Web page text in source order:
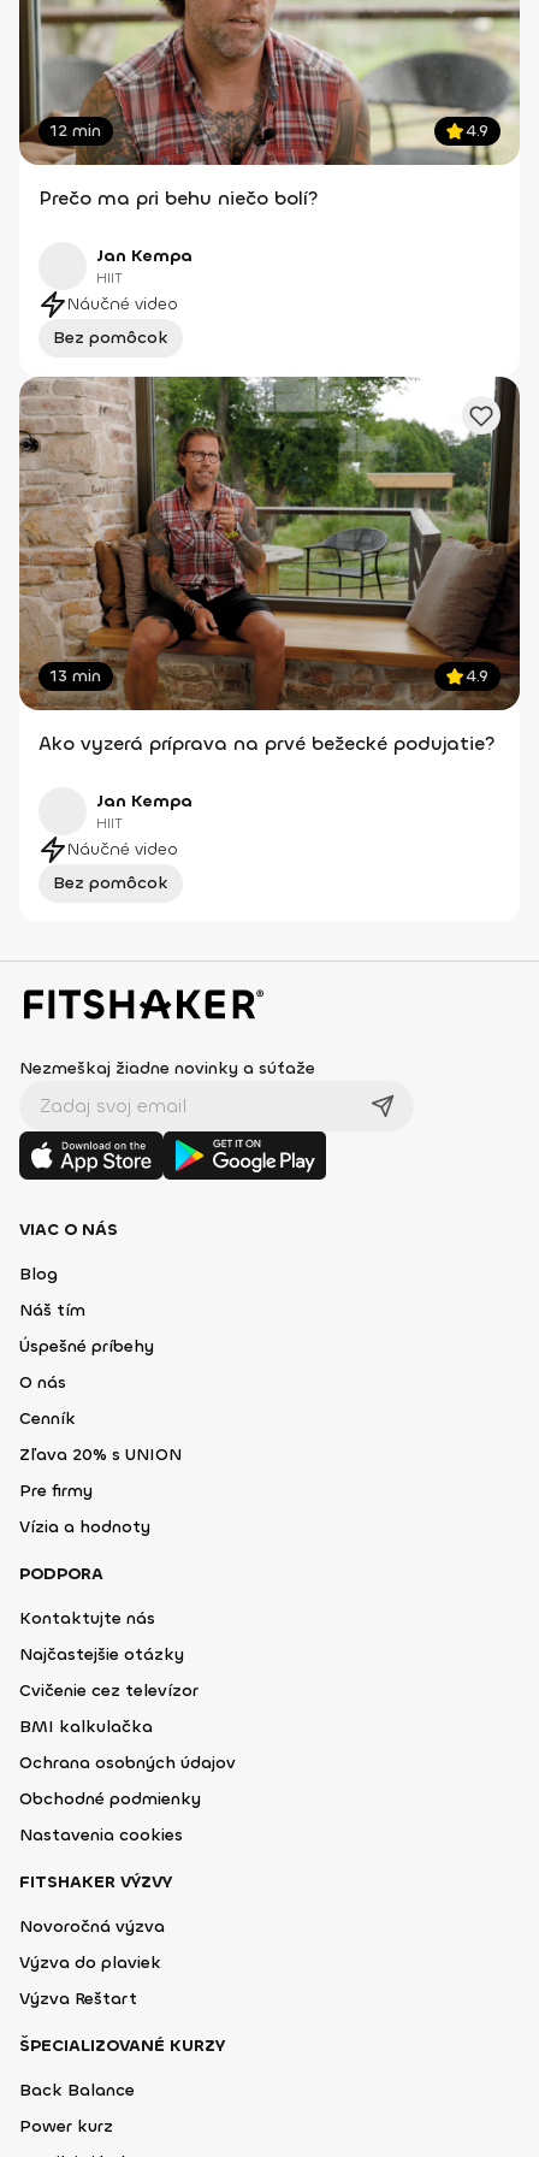
12 min 4.9
Prečo ma pri behu niečo bolí?
Jan Kempa
HIIT
Náučné video
Bez pomôcok
13 min 4.9
Ako vyzerá príprava na prvé bežecké podujatie?
Jan Kempa
HIIT
Náučné video
Bez pomôcok
Nezmeškaj žiadne novinky a súťaže
VIAC O NÁS
Blog
Náš tím
Úspešné príbehy
O nás
Cenník
Zľava 20% s UNION
Pre firmy
Vízia a hodnoty
PODPORA
Kontaktujte nás
Najčastejšie otázky
Cvičenie cez televízor
BMI kalkulačka
Ochrana osobných údajov
Obchodné podmienky
Nastavenia cookies
FITSHAKER VÝZVY
Novoročná výzva
Výzva do plaviek
Výzva Reštart
ŠPECIALIZOVANÉ KURZY
Back Balance
Power kurz